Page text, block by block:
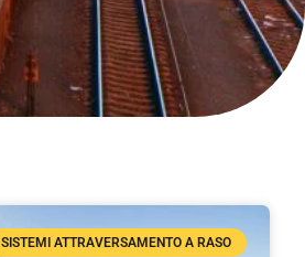
SISTEMI ATTRAVERSAMENTO A RASO